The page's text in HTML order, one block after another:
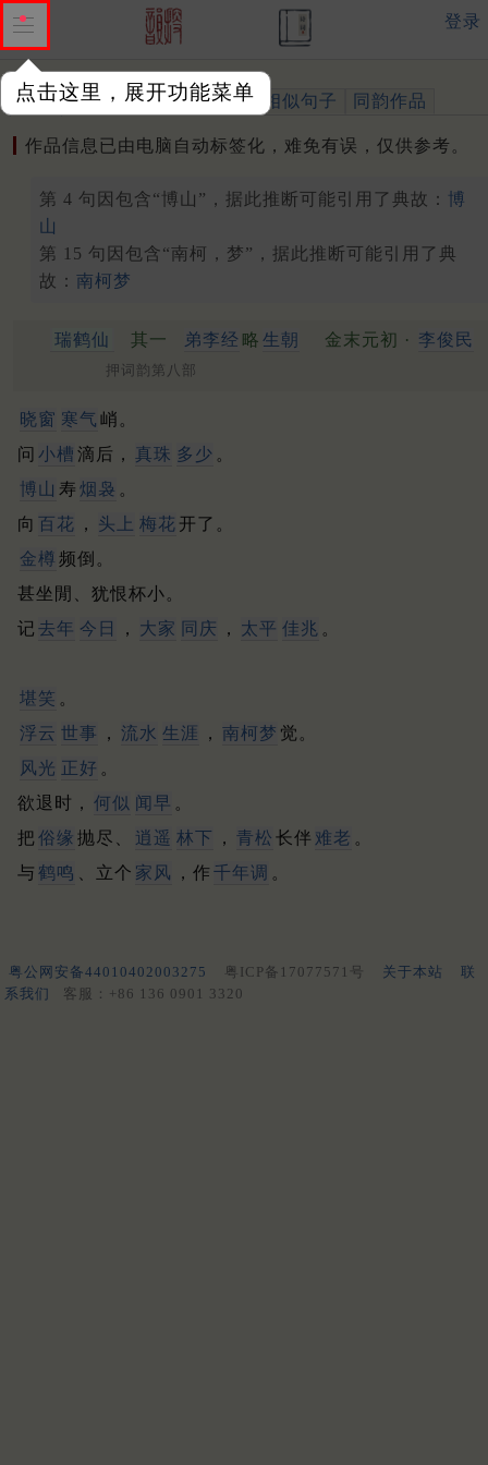
点击这里，展开功能菜单
登录
作品 标注四声 出处、引用 相似句子 同韵作品
作品信息已由电脑自动标签化，难免有误，仅供参考。
第 4 句因包含“博山”，据此推断可能引用了典故： 博
山
第 15 句因包含“南柯，梦”，据此推断可能引用了典
故： 南柯梦
瑞鹤仙 其一 弟李经 略 生朝 金末元初 · 李俊民
押词韵第八部
晓窗 寒气 峭。
问 小槽 滴后， 真珠 多少 。
博山 寿 烟袅 。
向 百花 ， 头上 梅花 开了。
金樽 频倒。
甚坐閒、犹恨杯小。
记 去年 今日 ， 大家 同庆 ， 太平 佳兆 。
堪笑 。
浮云 世事 ， 流水 生涯 ， 南柯梦 觉。
风光 正好 。
欲退时， 何似 闻早 。
把 俗缘 抛尽、 逍遥 林下 ， 青松 长伴 难老 。
与 鹤鸣 、立个 家风 ，作 千年调 。
粤公网安备44010402003275 粤ICP备17077571号 关于本站
联
系我们
客服：+86 136 0901 3320